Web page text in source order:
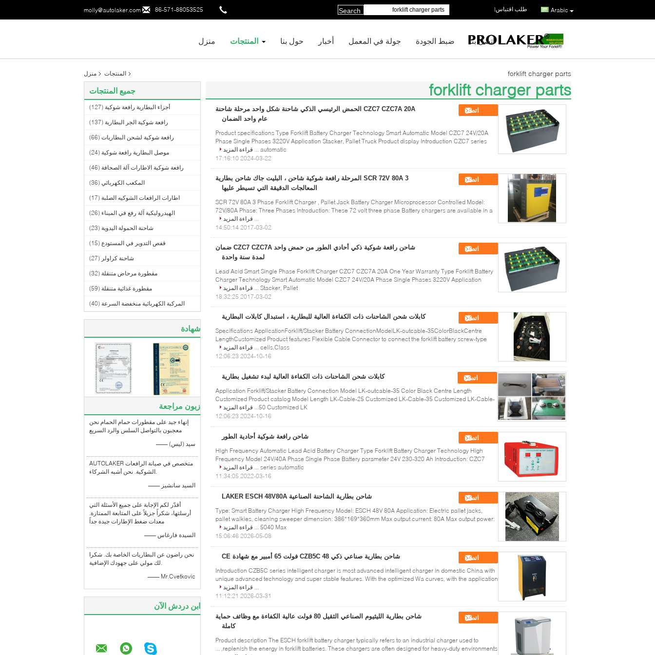
molly@autolaker.com 86-571-88053525 Arabic طلب اقتباس|
Search
منزل المنتجات حول بنا أخبار جولة في المعمل ضبط الجودة اتصل بنا
منزل المنتجات forklift charger parts
جميع المنتجات
أجزاء البطارية رافعة شوكية (127)
رافعة شوكية الجر البطارية (137)
رافعة شوكية لشحن البطاريات (66)
موصل البطارية رافعة شوكية (24)
رافعة شوكية الاطارات آلة الصحافة (46)
المكعب الكهربائي (36)
اطارات الرافعات الشوكيه الصلبة (17)
الهيدروليكية آلة رفع في الميناء (26)
شاحنة الحمولة اليدوية (23)
قفص التدوير في المستودع (15)
شاحنة كراولر (27)
مقطورة مرحاض متنقلة (32)
مقطورة غذائية متنقلة (59)
المركبة الكهربائية منخفضة السرعة (40)
شهادة
زبون مراجعة
إنهاء جيد على مقطورات حمام الحمام نحن
معجبون بالتواصل السلس والرد السريع
—— سيد (ليس)
AUTOLAKER متخصص في صيانة الرافعات
الشوكية. نحن أشبه الشركاء.
—— السيد سانشيز
أقدّر لكم الإجابة على جميع الأسئلة التي
أرسلتها، شكراً جزيلاً على المتابعة الممتازة.
معدات ضغط الإطارات جيدة جداً
—— السيدة فارغاس
نحن راضون عن البطاريات الخاصة بك. شكرا
لك مولي على جهودك الإضافية.
—— Mr.Cvetkovic
ابن دردش الآن
forklift charger parts
CZC7 CZC7A 20A الحمض الرئيسي الذكي شاحنة شكل واحد مرحلة شاحنة
عام واحد الضمان
اتصل
Product specifications Type Forklift Battery Charger Technology Smart Automatic Model CZC7 24V/20A
Phase Single Phases 3220V Application Stacker, Pallet Truck Product display Introduction CZC7 series
automatic ...
قراءة المزيد
2024-03-22 17:16:10
SCR 72V 80A 3 المرحلة رافعة شوكية شاحن ، البليت جاك شاحن بطارية
المعالجات الدقيقة التي تسيطر عليها
اتصل
SCR 72V 80A 3 Phase Forklift Charger , Pallet Jack Battery Charger Microprocessor Controlled Model:
72V/80A Phase: Three Phases Introduction: These 72 volt three phase Battery chargers are available in a
... قراءة المزيد
2017-03-02 14:50:14
شاحن رافعة شوكية ذكي أحادي الطور من حمض واحد CZC7 CZC7A ضمان
لمدة سنة واحدة
اتصل
Lead Acid Smart Single Phase Forklift Charger CZC7 CZC7A 20A One Year Warranty Type Forklift Battery
Charger Technology Smart Automatic Model CZC7 24V/20A Phase Single Phases 3220V Application
Stacker, Pallet ...
قراءة المزيد
2017-03-02 18:32:25
كابلات شحن الشاحنات ذات الكفاءة العالية للبطارية ، استبدال كابلات البطارية
اتصل
Specifications ApplicationForklift/Stacker Battery ConnectionModelLK-outcable-35ColorBlackCentre
LengthCustomized Product features Flexible Cable Connector to connect the forklift battery screw-type
cells.Class ...
قراءة المزيد
2024-10-16 12:06:23
كابلات شحن الشاحنات ذات الكفاءة العالية لبدء تشغيل بطارية
اتصل
Application Forklift/Stacker Battery Connection Model LK-outcable-35 Color Black Centre Length
Customized Product catalog Model Length LK-Cable-25 Customized LK-Cable-35 Customized LK-Cable-
50 Customized LK...
قراءة المزيد
2024-10-16 12:06:23
شاحن رافعة شوكية أحادية الطور
اتصل
High Frequency Automatic Lead Acid Battery Charger Type Forklift Battery Charger Technology High
Frequency Model 24V/40A Phase Single Phase Battery parameter 24V 230-320 Ah Introduction: CZC7
series automatic ...
قراءة المزيد
2022-03-16 11:34:05
شاحن بطارية الشاحنة الصناعية LAKER ESCH 48V80A
اتصل
Type: Smart Battery Charger High Frequency Model: ESCH 48V 80A Application: Electric pallet jacks,
pallet walkies, cleaning sweeper dimension: 386*169*360mm Max output current: 80A Max output power:
5040 Max ...
قراءة المزيد
2026-05-08 15:06:46
شاحن بطارية صناعي ذكي CZB5C 48 فولت 65 أمبير مع شهادة CE
اتصل
Introduction CZB5C series intelligent charger is most advanced intelligent charger in domestic China with
unique advanced technology and super stable features. With the optimized Wa curves, with the application
... قراءة المزيد
2026-03-31 11:12:21
شاحن بطارية الليثيوم الصناعي الثقيل 80 فولت عالية الكفاءة مع وظائف حماية
كاملة
اتصل
Product description The ESCH forklift battery charger typically refers to an industrial charger used to
replenish the energy in forklift batteries. These chargers are often designed for heavy-duty environments, ...